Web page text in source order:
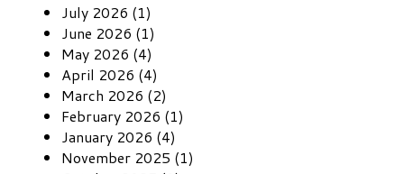
July 2026 (1)
June 2026 (1)
May 2026 (4)
April 2026 (4)
March 2026 (2)
February 2026 (1)
January 2026 (4)
November 2025 (1)